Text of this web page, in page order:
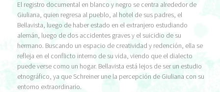
El registro documental en blanco y negro se centra alrededor de
Giuliana, quien regresa al pueblo, al hotel de sus padres, el
Bellavista, luego de haber estado en el extranjero estudiando
alemán, luego de dos accidentes graves y el suicidio de su
hermano. Buscando un espacio de creatividad y redención, ella se
refleja en el conflicto interno de su vida, viendo que el dialecto
puede verse como un hogar. Bellavista está lejos de ser un estudio
etnográfico, ya que Schreiner une la percepción de Giuliana con su
entorno extraordinario.